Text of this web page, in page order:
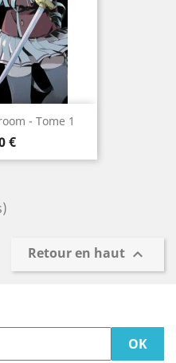
- Tome 1
€
Retour en haut 